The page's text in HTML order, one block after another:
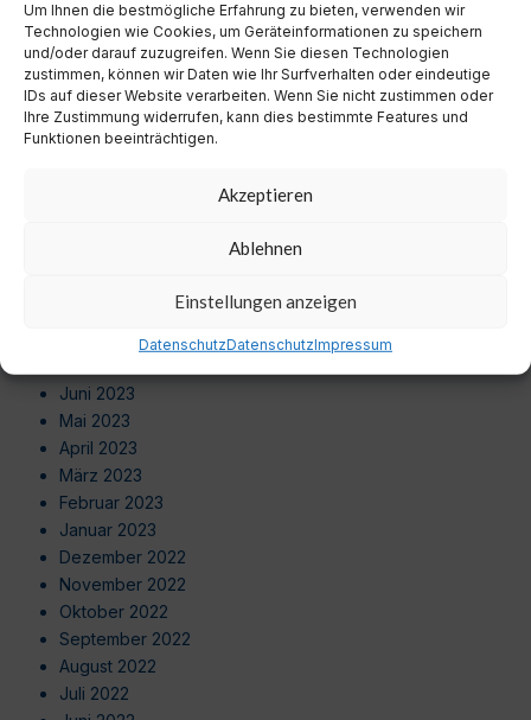
Um Ihnen die bestmögliche Erfahrung zu bieten, verwenden wir
Technologien wie Cookies, um Geräteinformationen zu speichern
und/oder darauf zuzugreifen. Wenn Sie diesen Technologien
zustimmen, können wir Daten wie Ihr Surfverhalten oder eindeutige
IDs auf dieser Website verarbeiten. Wenn Sie nicht zustimmen oder
Ihre Zustimmung widerrufen, kann dies bestimmte Features und
Funktionen beeinträchtigen.
Akzeptieren
Ablehnen
Einstellungen anzeigen
DatenschutzDatenschutzImpressum
August 2024
Juli 2024
Juni 2024
Mai 2024
April 2024
März 2024
September 2023
August 2023
Juni 2023
Mai 2023
April 2023
März 2023
Februar 2023
Januar 2023
Dezember 2022
November 2022
Oktober 2022
September 2022
August 2022
Juli 2022